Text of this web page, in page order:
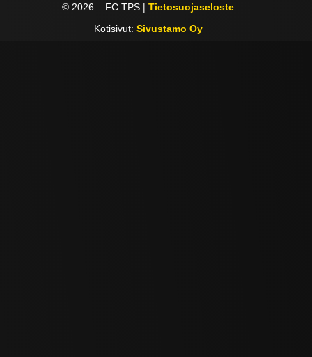
©2026 – FC TPS |Tietosuojaseloste
Kotisivut: Sivustamo Oy